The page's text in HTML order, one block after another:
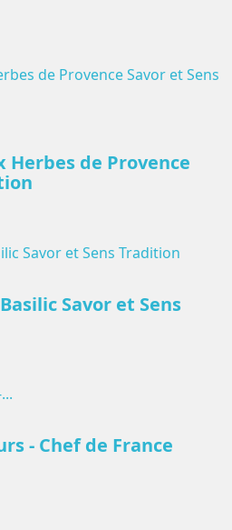
Herbes de Provence
Savor et Sens
- Chef de France